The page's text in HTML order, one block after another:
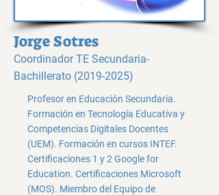
Jorge Sotres
Coordinador TE Secundaria-
Bachillerato (2019-2025)
Profesor en Educación Secundaria.
Formación en Tecnología Educativa y
Competencias Digitales Docentes
(UEM). Formación en cursos INTEF.
Certificaciones 1 y 2 Google for
Education. Certificaciones Microsoft
(MOS). Miembro del Equipo de